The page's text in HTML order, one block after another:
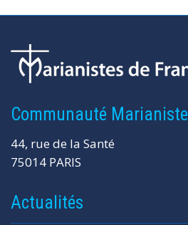
Communauté Marianiste
44, rue de la Santé
75014 PARIS
Actualités